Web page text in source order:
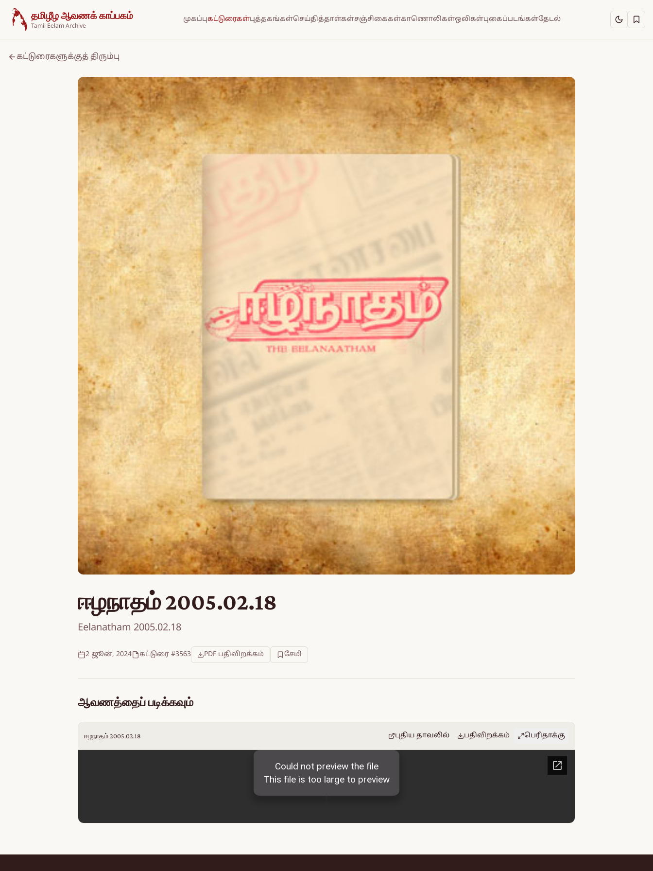
உள்ளடக்கத்திற்குச் செல்க
தமிழீழ ஆவணக் காப்பகம்
Tamil Eelam Archive
முகப்புகட்டுரைகள்புத்தகங்கள்செய்தித்தாள்கள்சஞ்சிகைகள்காணொலிகள்ஒலிகள்புகைப்படங்கள்தேடல்
கட்டுரைகளுக்குத் திரும்பு
ஈழநாதம் 2005.02.18
Eelanatham 2005.02.18
2 ஜூன், 2024 கட்டுரை #3563 PDF பதிவிறக்கம் சேமி
ஆவணத்தைப் படிக்கவும்
ஈழநாதம் 2005.02.18 புதிய தாவலில் பதிவிறக்கம் பெரிதாக்கு